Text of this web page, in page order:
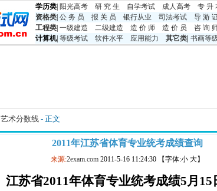
学历类 阳光高考 研 究 生 自学考试 成人高考 专 升
资格类 公 务 员 报 关 员 银行从业 司法考试 导 游
工程类 一级建造 二级建造 造 价 师 造 价 员 咨 询
计算机| 等级考试 软件水平 应用能力 其它类 书画等
艺术分数线 - 正文
2011年江苏省体育专业统考成绩查询
来源:2exam.com 2011-5-16 11:24:30 【字体:小 大】
江苏省2011年体育专业统考成绩5月 15